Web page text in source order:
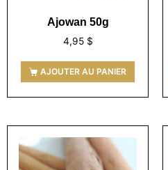
Ajowan 50g
4,95 $
AJOUTER AU PANIER